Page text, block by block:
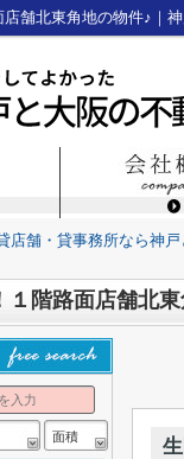
舗北東角地の物件♪｜
店舗・貸事務所なら神
１階路面店舗北
面積